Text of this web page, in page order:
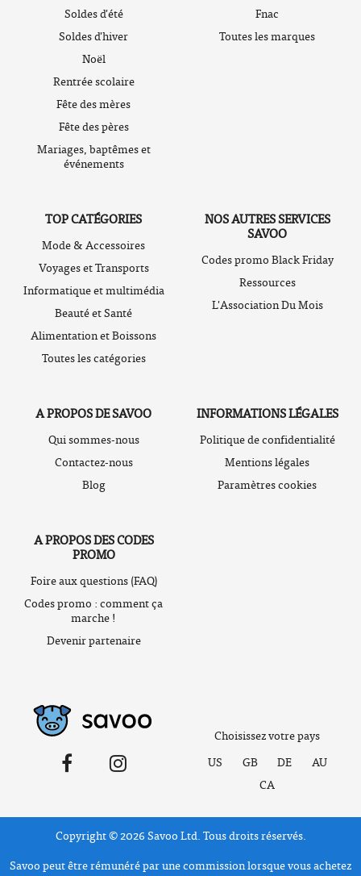
Soldes d'été
Soldes d'hiver
Noël
Rentrée scolaire
Fête des mères
Fête des pères
Mariages, baptêmes et
événements
Fnac
Toutes les marques
TOP CATÉGORIES
Mode & Accessoires
Voyages et Transports
Informatique et multimédia
Beauté et Santé
Alimentation et Boissons
Toutes les catégories
NOS AUTRES SERVICES
SAVOO
Codes promo Black Friday
Ressources
L'Association Du Mois
A PROPOS DE SAVOO
Qui sommes-nous
Contactez-nous
Blog
INFORMATIONS LÉGALES
Politique de confidentialité
Mentions légales
Paramètres cookies
A PROPOS DES CODES
PROMO
Foire aux questions (FAQ)
Codes promo : comment ça
marche !
Devenir partenaire
Choisissez votre pays
US
GB DE
AU
CA
Copyright © 2026 Savoo Ltd. Tous droits réservés.
Savoo peut être rémunéré par une commission lorsque vous achetez